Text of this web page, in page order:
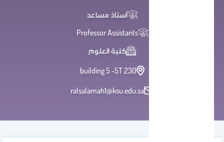
أستاذ مساعد
Professor Assistants
كلية العلوم
building 5 -5T 230
ralsalamah1@ksu.edu.sa